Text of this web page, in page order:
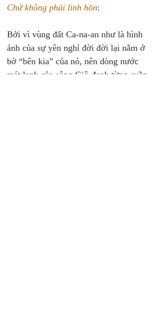
Chứ không phải linh hồn:
Bởi vì vùng đất Ca-na-an như là hình
ảnh của sự yên nghỉ đời đời lại nằm ở
bờ “bên kia” của nó, nên dòng nước
mát lạnh của sông Giô-đanh từng cuồn